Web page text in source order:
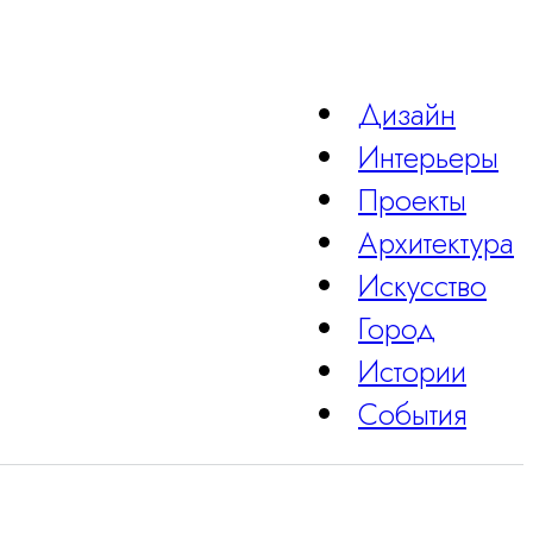
Дизайн
Интерьеры
Проекты
Архитектура
Искусство
Город
Истории
События